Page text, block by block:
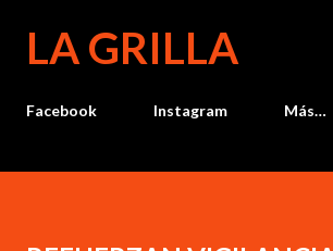
LA GRILLA
Facebook Instagram Más…